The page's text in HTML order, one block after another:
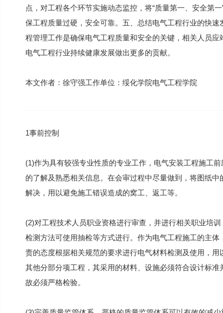
点，对工程各个环节实施动态监控，将“质量第一、安全第
保工程质量过硬，安全可靠。五、总结电气工程行业的快
程管理工作是确保电气工程质量和安全的关键，相关人员
电气工程行业持续健康发展做出更多的贡献。
本文作者：徐守强工作单位：绥化学院电气工程学院
1事前控制
(1)作为具有较强专业性质的专业工作，电气安装工程施工
的了解及熟悉相关信息。在会审过程中尽量做到，将图纸
解决，用以避免施工错误造成的窝工、返工等。
(2)对工程技术人员职业资格进行审查，并进行相关职业培
检测方法可使用抽检等方式进行。作为电气工程施工的主
责的态度根据相关规范的要求进行电气材料检测及使用，
其他分部分项工程，其采用的材料、设施必须符合设计标
故必须严格检验。